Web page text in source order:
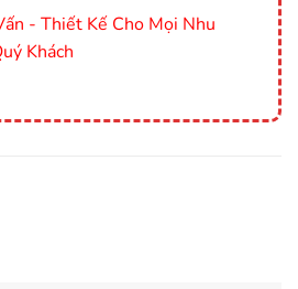
- Thiết Kế Cho Mọi Nhu
Khách